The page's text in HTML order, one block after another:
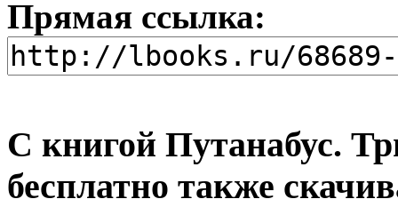
Прямая ссылка:
С книгой Путанабус.
бесплатно также